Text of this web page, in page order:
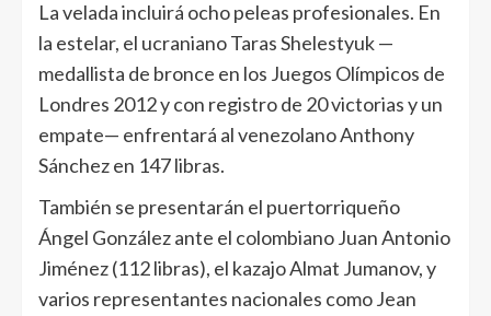
La velada incluirá ocho peleas profesionales. En
la estelar, el ucraniano Taras Shelestyuk —
medallista de bronce en los Juegos Olímpicos de
Londres 2012 y con registro de 20 victorias y un
empate— enfrentará al venezolano Anthony
Sánchez en 147 libras.
También se presentarán el puertorriqueño
Ángel González ante el colombiano Juan Antonio
Jiménez (112 libras), el kazajo Almat Jumanov, y
varios representantes nacionales como Jean